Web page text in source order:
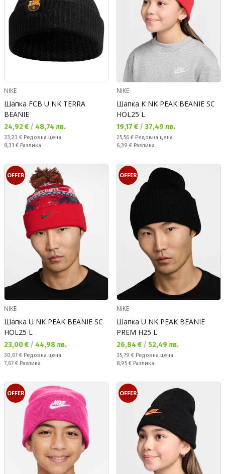
NIKE
Шапка FCB U NK TERRA
BEANIE
Текуща цена:
24,92 € / 48,74 лв.
Редовна цена:
33,23 € Редовна цена
Спестявате:
8,31 € Разлика
NIKE
Шапка K NK PEAK BEANIE SC
HOL25 L
Текуща цена:
19,17 € / 37,49 лв.
Редовна цена:
25,56 € Редовна цена
Спестявате:
6,39 € Разлика
OFFER
NIKE
Шапка U NK PEAK BEANIE SC
HOL25 L
Текуща цена:
23,00 € / 44,98 лв.
Редовна цена:
30,67 € Редовна цена
Спестявате:
7,67 € Разлика
OFFER
NIKE
Шапка U NK PEAK BEANIE
PREM H25 L
Текуща цена:
26,84 € / 52,49 лв.
Редовна цена:
35,79 € Редовна цена
Спестявате:
8,95 € Разлика
OFFER OFFER